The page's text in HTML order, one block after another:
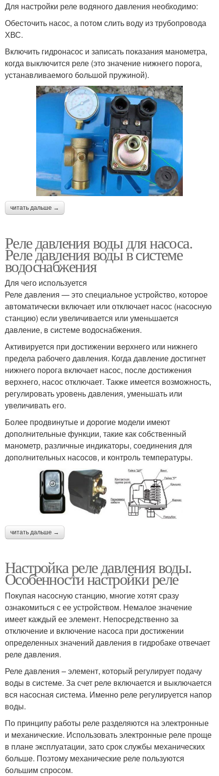
Для настройки реле водяного давления необходимо:
Обесточить насос, а потом слить воду из трубопровода
ХВС.
Включить гидронасос и записать показания манометра,
когда выключится реле (это значение нижнего порога,
устанавливаемого большой пружиной).
читать дальше →
Реле давления воды для насоса.
Реле давления воды в системе
водоснабжения
Для чего используется
Реле давления — это специальное устройство, которое
автоматически включает или отключает насос (насосную
станцию) если увеличивается или уменьшается
давление, в системе водоснабжения.
Активируется при достижении верхнего или нижнего
предела рабочего давления. Когда давление достигнет
нижнего порога включает насос, после достижения
верхнего, насос отключает. Также имеется возможность,
регулировать уровень давления, уменьшать или
увеличивать его.
Более продвинутые и дорогие модели имеют
дополнительные функции, такие как собственный
манометр, различные индикаторы, соединения для
дополнительных насосов, и контроль температуры.
читать дальше →
Настройка реле давления воды.
Особенности настройки реле
Покупая насосную станцию, многие хотят сразу
ознакомиться с ее устройством. Немалое значение
имеет каждый ее элемент. Непосредственно за
отключение и включение насоса при достижении
определенных значений давления в гидробаке отвечает
реле давления.
Реле давления – элемент, который регулирует подачу
воды в системе. За счет реле включается и выключается
вся насосная система. Именно реле регулируется напор
воды.
По принципу работы реле разделяются на электронные
и механические. Использовать электронные реле проще
в плане эксплуатации, зато срок службы механических
больше. Поэтому механические реле пользуются
большим спросом.